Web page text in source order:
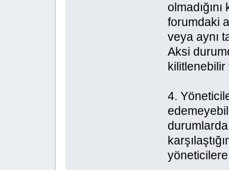
forumdaki
veya aynı
Aksi
4.